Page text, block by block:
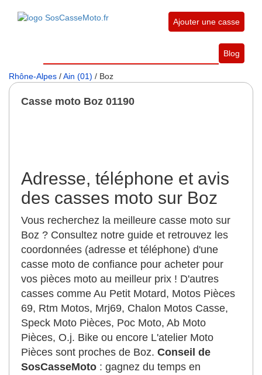
Ajouter une casse
Blog
Rhône-Alpes /Ain (01) / Boz
Casse moto Boz 01190
Adresse, téléphone et avis
des casses moto sur Boz
Vous recherchez la meilleure casse moto sur
Boz ? Consultez notre guide et retrouvez les
coordonnées (adresse et téléphone) d'une
casse moto de confiance pour acheter pour
vos pièces moto au meilleur prix ! D'autres
casses comme Au Petit Motard, Motos Pièces
69, Rtm Motos, Mrj69, Chalon Motos Casse,
Speck Moto Pièces, Poc Moto, Ab Moto
Pièces, O.j. Bike ou encore L'atelier Moto
Pièces sont proches de Boz. Conseil de
SosCasseMoto : gagnez du temps en